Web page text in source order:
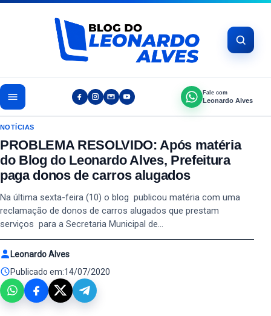
Pular para o conteúdo
Fale com
Leonardo Alves
NOTÍCIAS
PROBLEMA RESOLVIDO: Após matéria
do Blog do Leonardo Alves, Prefeitura
paga donos de carros alugados
Na última sexta-feira (10) o blog publicou matéria com uma
reclamação de donos de carros alugados que prestam
serviços para a Secretaria Municipal de…
Leonardo Alves
Publicado em:14/07/2020